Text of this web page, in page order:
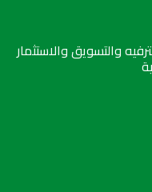
والتسويق والاستثمار